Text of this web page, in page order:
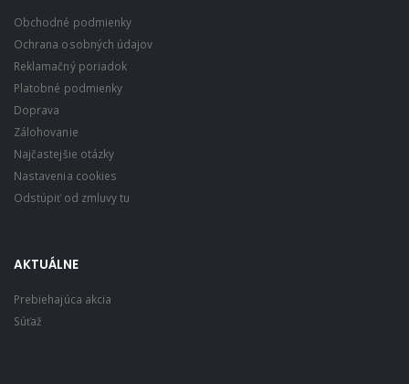
Obchodné podmienky
Ochrana osobných údajov
Reklamačný poriadok
Platobné podmienky
Doprava
Zálohovanie
Najčastejšie otázky
Nastavenia cookies
Odstúpiť od zmluvy tu
AKTUÁLNE
Prebiehajúca akcia
Súťaž